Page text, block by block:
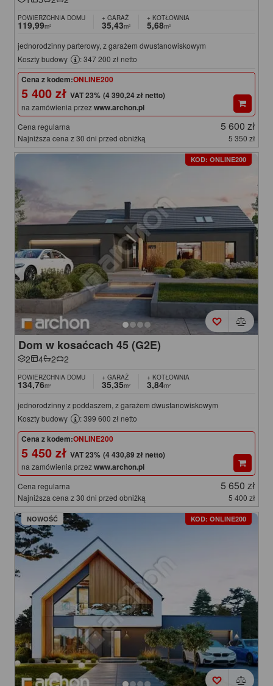
POWIERZCHNIA DOMU
119,99m²
+ GARAŻ
35,43m²
+ KOTŁOWNIA
5,68m²
jednorodzinny parterowy, z garażem dwustanowiskowym
Koszty budowy
: 347 200 zł netto
Cena z kodem:ONLINE200
5 400 zł (4 390,24 zł netto)
na zamówienia przezwww.archon.pl
Cena regularna 5 600 zł
Najniższa cena z 30 dni przed obniżką 5 350 zł
KOD: ONLINE200
Dom w kosaćcach 45 (G2E)
2 4 2 2
POWIERZCHNIA DOMU
134,76m²
+ GARAŻ
35,35m²
+ KOTŁOWNIA
3,84m²
jednorodzinny z poddaszem, z garażem dwustanowiskowym
Koszty budowy
: 399 600 zł netto
Cena z kodem:ONLINE200
5 450 zł (4 430,89 zł netto)
na zamówienia przezwww.archon.pl
Cena regularna 5 650 zł
Najniższa cena z 30 dni przed obniżką 5 400 zł
NOWOŚĆ KOD: ONLINE200